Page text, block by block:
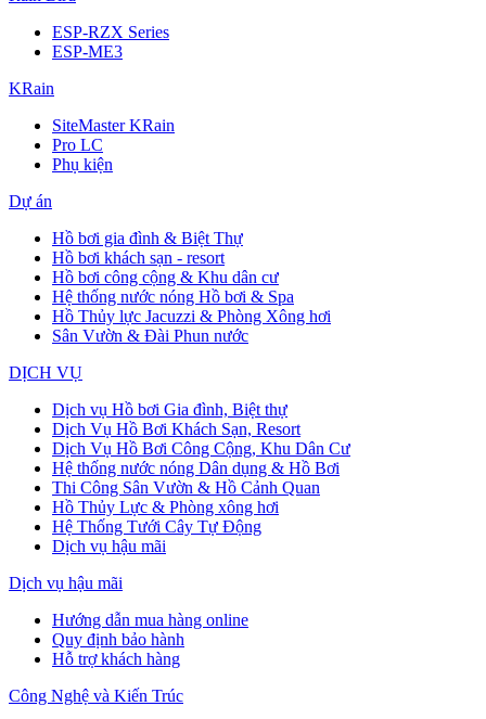
ESP-RZX Series
ESP-ME3
KRain
SiteMaster KRain
Pro LC
Phụ kiện
Dự án
Hồ bơi gia đình & Biệt Thự
Hồ bơi khách sạn - resort
Hồ bơi công cộng & Khu dân cư
Hệ thống nước nóng Hồ bơi & Spa
Hồ Thủy lực Jacuzzi & Phòng Xông hơi
Sân Vườn & Đài Phun nước
DỊCH VỤ
Dịch vụ Hồ bơi Gia đình, Biệt thự
Dịch Vụ Hồ Bơi Khách Sạn, Resort
Dịch Vụ Hồ Bơi Công Cộng, Khu Dân Cư
Hệ thống nước nóng Dân dụng & Hồ Bơi
Thi Công Sân Vườn & Hồ Cảnh Quan
Hồ Thủy Lực & Phòng xông hơi
Hệ Thống Tưới Cây Tự Động
Dịch vụ hậu mãi
Dịch vụ hậu mãi
Hướng dẫn mua hàng online
Quy định bảo hành
Hỗ trợ khách hàng
Công Nghệ và Kiến Trúc